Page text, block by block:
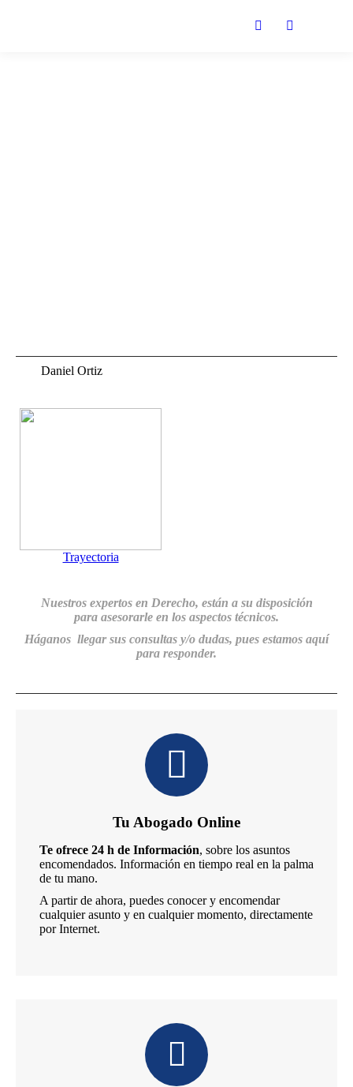
Daniel Ortiz
Trayectoria
Nuestros expertos en Derecho, están a su disposición
para asesorarle en los aspectos técnicos.
Háganos llegar sus consultas y/o dudas, pues estamos aquí
para responder.
Tu Abogado Online
Te ofrece 24 h de Información, sobre los asuntos
encomendados. Información en tiempo real en la palma
de tu mano.
A partir de ahora, puedes conocer y encomendar
cualquier asunto y en cualquier momento, directamente
por Internet.